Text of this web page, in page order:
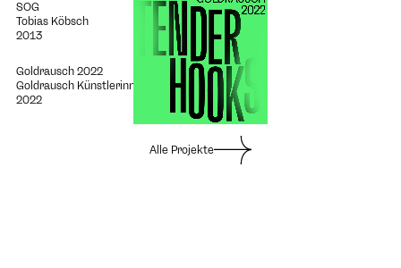
SOG
Tobias Köbsch
2013
Goldrausch 2022
Goldrausch Künstlerinnenprojekt
2022
Projekt "Goldrausch 2022" öffnen
Alle Projekte